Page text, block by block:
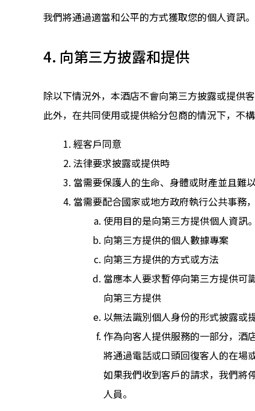
我們將通過適當和公平的方式獲取您的個人資訊。
4. 向第三方披露和提供
除以下情況外，本酒店不會向第三方披露或提供客
此外，在共同使用或提供給分包商的情況下，不
經客戶同意
法律要求披露或提供時
當需要保護人的生命、身體或財產並且難
當需要配合國家或地方政府執行公共事務
使用目的是向第三方提供個人資訊。
向第三方提供的個人數據專案
向第三方提供的方式或方法
當應本人要求暫停向第三方提供可
向第三方提供
以無法識別個人身份的形式披露或
作為向客人提供服務的一部分，酒
將通過電話或口頭回復客人的在場
如果我們收到客戶的請求，我們將
人員。